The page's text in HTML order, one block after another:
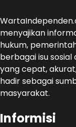
menyajikan
hukum,
berbagai isu
yang cepat,
hadir sebagai
masyarakat.
Informisi